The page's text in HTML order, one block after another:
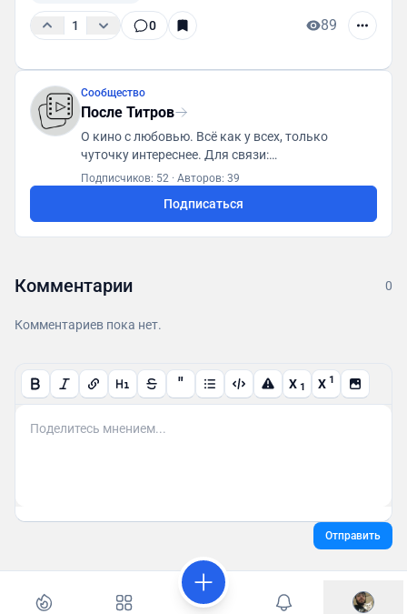
1 0 89
Сообщество
После Титров
О кино с любовью. Всё как у всех, только
чуточку интереснее. Для связи:
posletitrov@yandex.ru
Подписчиков: 52 · Авторов: 39
Подписаться
Комментарии 0
Комментариев пока нет.
" X 1 X 1
Отправить